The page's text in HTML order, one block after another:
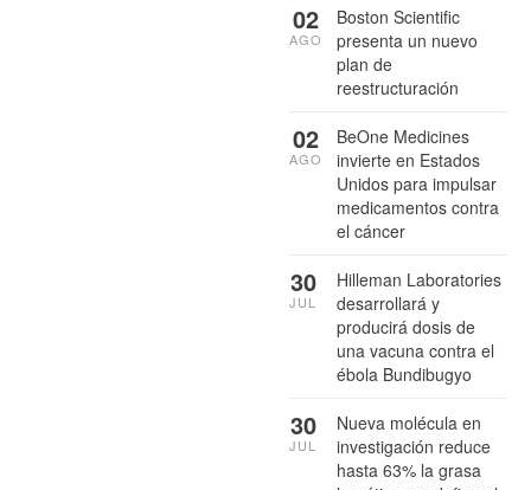
Boston Scientific
presenta un nuevo
plan de
reestructuración
02
AGO
BeOne Medicines
invierte en Estados
Unidos para impulsar
medicamentos contra
el cáncer
02
AGO
Hilleman Laboratories
desarrollará y
producirá dosis de
una vacuna contra el
ébola Bundibugyo
30
JUL
Nueva molécula en
investigación reduce
hasta 63% la grasa
30
JUL